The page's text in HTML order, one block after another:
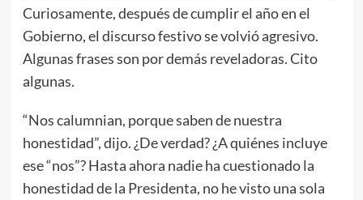
Curiosamente, después de cumplir el año en el
Gobierno, el discurso festivo se volvió agresivo.
Algunas frases son por demás reveladoras. Cito
algunas.
“Nos calumnian, porque saben de nuestra
honestidad”, dijo. ¿De verdad? ¿A quiénes incluye
ese “nos”? Hasta ahora nadie ha cuestionado la
honestidad de la Presidenta, no he visto una sola